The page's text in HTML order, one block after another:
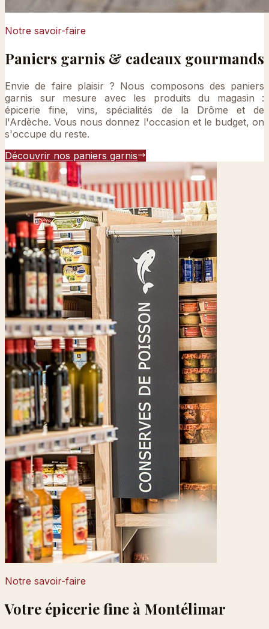
Notre savoir-faire
Paniers garnis & cadeaux gourmands
Envie de faire plaisir ? Nous composons des paniers
garnis sur mesure avec les produits du magasin :
épicerie fine, vins, spécialités de la Drôme et de
l'Ardèche. Vous nous donnez l'occasion et le budget, on
s'occupe du reste.
Découvrir nos paniers garnis
Notre savoir-faire
Votre épicerie fine à Montélimar